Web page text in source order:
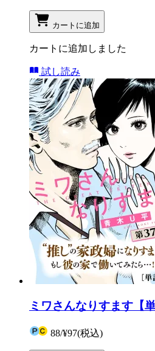
カートに追加
カートに追加しました
試し読み
ミワさんなりすます【
88/¥97(税込)